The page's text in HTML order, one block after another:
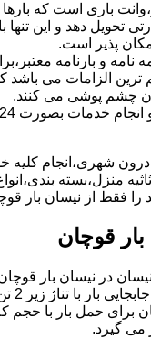
باری است که
تحویل دهد و این تنها
پذیر است.
نامه و بارنامه
ترین الزامات می
آن چشم پوشی می کنند.
شهری،انجام کلیه
منزل،بسته
را فقط از نیسان بار
قوچان
در نیسان بار
می
برای حمل بار با حجم
می گیرد.